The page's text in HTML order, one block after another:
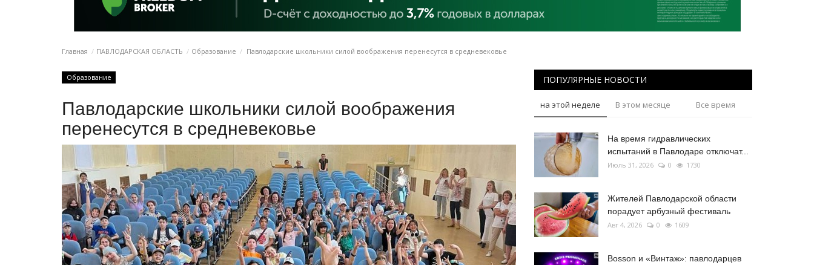
Главная ПАВЛОДАРСКАЯ ОБЛАСТЬ Образование Павлодарские школьники силой воображения перенесутся в средневековье
Образование
Павлодарские школьники силой воображения
перенесутся в средневековье
ПОПУЛЯРНЫЕ НОВОСТИ
на этой неделе В этом месяце Все время
На время гидравлических
испытаний в Павлодаре отключат...
Июль 31, 2026 0 1730
Жителей Павлодарской области
порадует арбузный фестиваль
Авг 4, 2026 0 1609
Bosson и «Винтаж»: павлодарцев